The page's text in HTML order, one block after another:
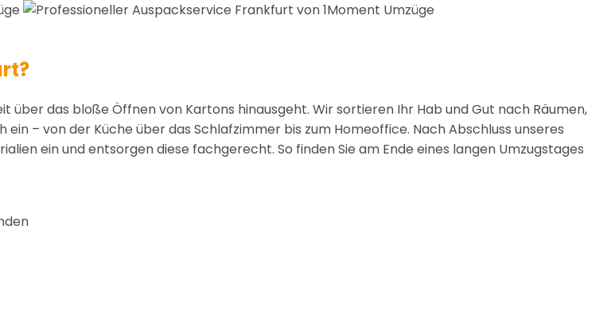
über das bloße Öffnen von Kartons hinausgeht. Wir sortieren Ihr Hab und Gut nach Räumen,
– von der Küche über das Schlafzimmer bis zum Homeoffice. Nach Abschluss unseres
ein und entsorgen diese fachgerecht. So finden Sie am Ende eines langen Umzugstages